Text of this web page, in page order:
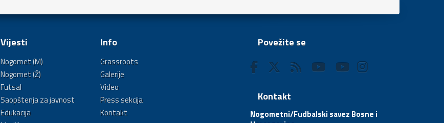
Vijesti
Nogomet (M)
Nogomet (Ž)
Futsal
Saopštenja za javnost
Edukacija
Info
Grassroots
Galerije
Video
Press sekcija
Kontakt
Povežite se
Kontakt
Nogometni/Fudbalski savez Bosne i